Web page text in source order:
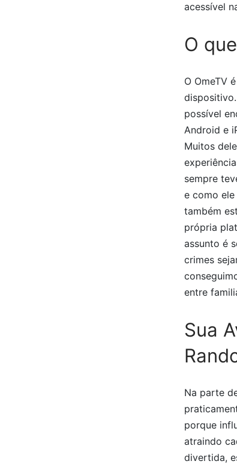
acessível
O
O OmeTV
possível
Android e
Muitos
sempre
e como
também
própria
assunto é
crimes
entre
Sua
Na parte
porque
atraindo
divertida,